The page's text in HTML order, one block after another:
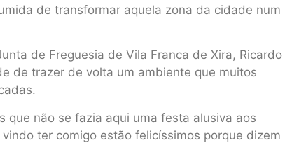
de transformar aquela zona da cidade num
de Freguesia de Vila Franca de Xira, Ricardo
de trazer de volta um ambiente que muitos
que não se fazia aqui uma festa alusiva aos
ter comigo estão felicíssimos porque dizem